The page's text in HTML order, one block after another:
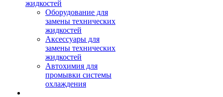
жидкостей
Оборудование для
замены технических
жидкостей
Аксессуары для
замены технических
жидкостей
Автохимия для
промывки системы
охлаждения